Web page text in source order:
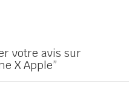
votre avis sur
X Apple”